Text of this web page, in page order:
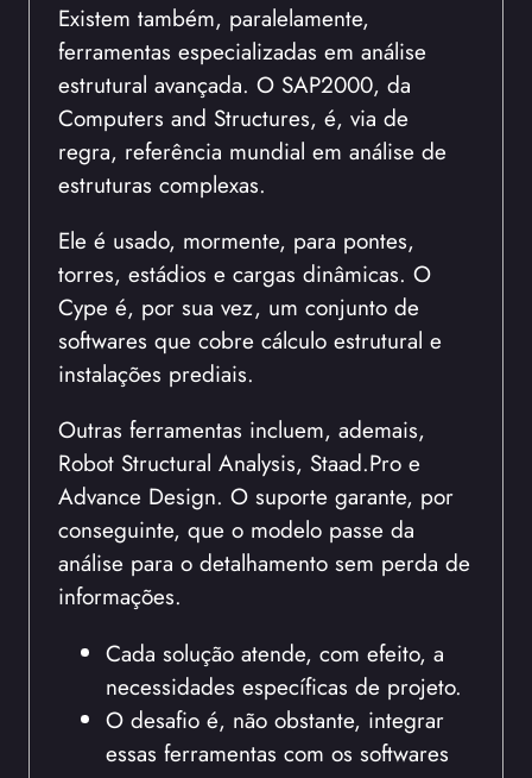
Existem também, paralelamente,
ferramentas especializadas em análise
estrutural avançada. O SAP2000, da
Computers and Structures, é, via de
regra, referência mundial em análise de
estruturas complexas.
Ele é usado, mormente, para pontes,
torres, estádios e cargas dinâmicas. O
Cype é, por sua vez, um conjunto de
softwares que cobre cálculo estrutural e
instalações prediais.
Outras ferramentas incluem, ademais,
Robot Structural Analysis, Staad.Pro e
Advance Design. O suporte garante, por
conseguinte, que o modelo passe da
análise para o detalhamento sem perda de
informações.
Cada solução atende, com efeito, a
necessidades específicas de projeto.
O desafio é, não obstante, integrar
essas ferramentas com os softwares